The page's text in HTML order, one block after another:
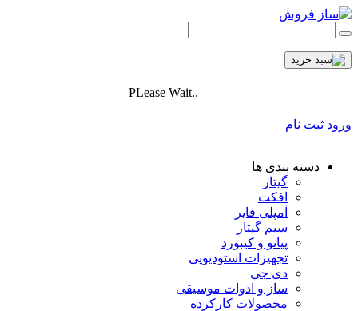
PLease Wait..
ورود ثبت نام
دسته بندی ها
گیتار
افکت
آمپلی فایر
سیم گیتار
پیانو و کیبورد
تجهیزات استودیویی
دی جی
ساز و ادوات موسیقی
محصولات کارکرده